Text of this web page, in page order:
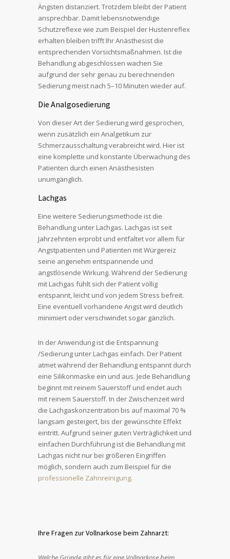
Ängsten distanziert. Trotzdem bleibt der Patient
ansprechbar. Damit lebensnotwendige
Schutzreflexe wie zum Beispiel der Hustenreflex
erhalten bleiben trifft Ihr Anästhesist die
entsprechenden Vorsichtsmaßnahmen. Ist die
Behandlung abgeschlossen wachen Sie
aufgrund der sehr genau zu berechnenden
Sedierung meist nach 5–10 Minuten wieder auf.
Die Analgosedierung
Von dieser Art der Sedierung wird gesprochen,
wenn zusätzlich ein Analgetikum zur
Schmerzausschaltung verabreicht wird. Hier ist
eine komplette und konstante Überwachung des
Patienten durch einen Anästhesisten
unumgänglich.
Lachgas
Eine weitere Sedierungsmethode ist die
Behandlung unter Lachgas. Lachgas ist seit
Jahrzehnten erprobt und entfaltet vor allem für
Angstpatienten und Patienten mit Würgereiz
seine angenehm entspannende und
angstlösende Wirkung. Während der Sedierung
mit Lachgas fühlt sich der Patient völlig
entspannt, leicht und von jedem Stress befreit.
Eine eventuell vorhandene Angst wird deutlich
minimiert oder verschwindet sogar gänzlich.
In der Anwendung ist die Entspannung
/Sedierung unter Lachgas einfach. Der Patient
atmet während der Behandlung entspannt durch
eine Silikonmaske ein und aus. Jede Behandlung
beginnt mit reinem Sauerstoff und endet auch
mit reinem Sauerstoff. In der Zwischenzeit wird
die Lachgaskonzentration bis auf maximal 70 %
langsam gesteigert, bis der gewünschte Effekt
eintritt. Aufgrund seiner guten Verträglichkeit und
einfachen Durchführung ist die Behandlung mit
Lachgas nicht nur bei größeren Eingriffen
möglich, sondern auch zum Beispiel für die
professionelle Zahnreinigung.
Ihre Fragen zur Vollnarkose beim Zahnarzt: